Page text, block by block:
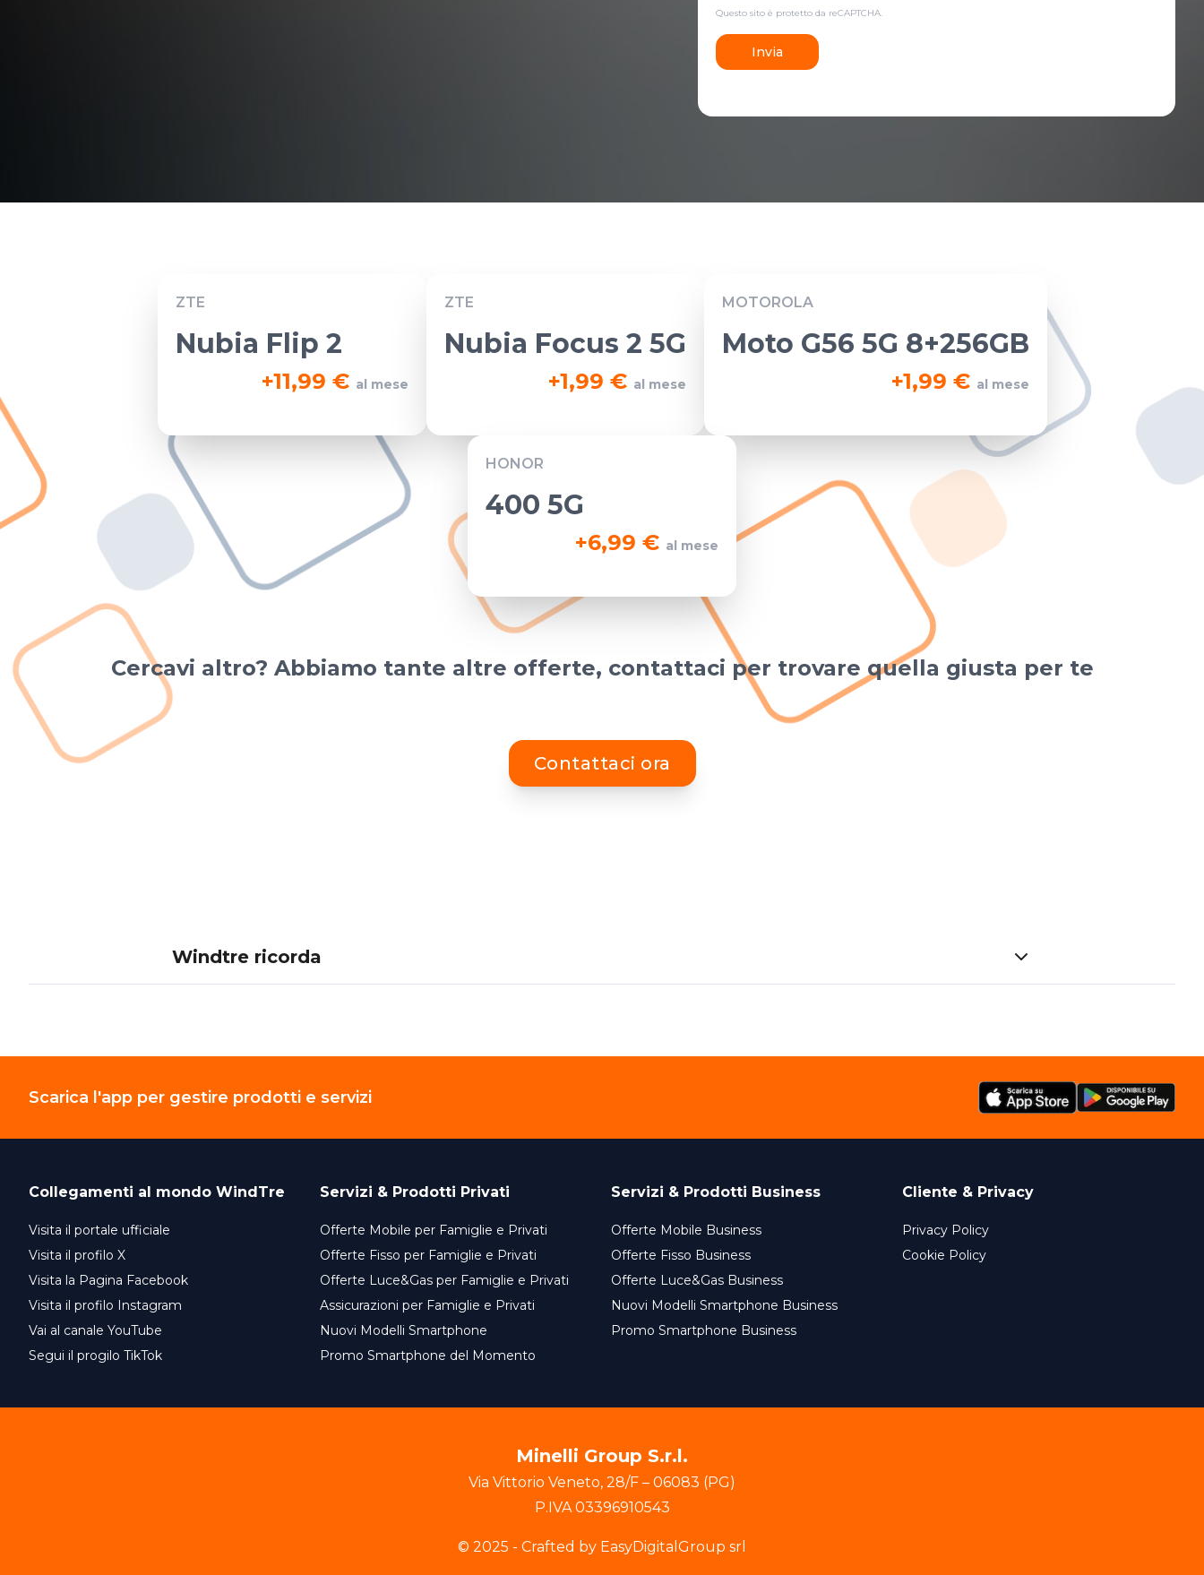
Questo sito è protetto da reCAPTCHA.
Invia
ZTE
Nubia Flip 2
+11,99 € al mese
ZTE
Nubia Focus 2 5G
+1,99 € al mese
MOTOROLA
Moto G56 5G 8+256GB
+1,99 € al mese
HONOR
400 5G
+6,99 € al mese
Cercavi altro? Abbiamo tante altre offerte, contattaci per trovare quella giusta per te
Contattaci ora
Windtre ricorda
Scarica l'app per gestire prodotti e servizi
Collegamenti al mondo WindTre
Visita il portale ufficiale
Visita il profilo X
Visita la Pagina Facebook
Visita il profilo Instagram
Vai al canale YouTube
Segui il progilo TikTok
Servizi & Prodotti Privati
Offerte Mobile per Famiglie e Privati
Offerte Fisso per Famiglie e Privati
Offerte Luce&Gas per Famiglie e Privati
Assicurazioni per Famiglie e Privati
Nuovi Modelli Smartphone
Promo Smartphone del Momento
Servizi & Prodotti Business
Offerte Mobile Business
Offerte Fisso Business
Offerte Luce&Gas Business
Nuovi Modelli Smartphone Business
Promo Smartphone Business
Cliente & Privacy
Privacy Policy
Cookie Policy
Minelli Group S.r.l.
Via Vittorio Veneto, 28/F – 06083 (PG)
P.IVA03396910543
© 2025 - Crafted by EasyDigitalGroup srl